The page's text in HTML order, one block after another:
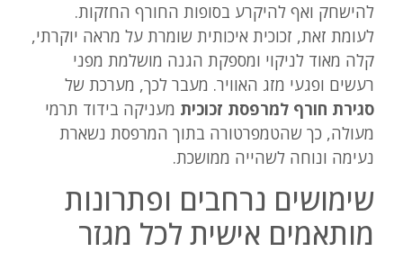
להישחק ואף להיקרע בסופות החורף החזקות.
לעומת זאת, זכוכית איכותית שומרת על מראה יוקרתי,
קלה מאוד לניקוי ומספקת הגנה מושלמת מפני
רעשים ופגעי מזג האוויר. מעבר לכך, מערכת של
סגירת חורף למרפסת זכוכית מעניקה בידוד תרמי
מעולה, כך שהטמפרטורה בתוך המרפסת נשארת
נעימה ונוחה לשהייה ממושכת.
שימושים נרחבים ופתרונות
מותאמים אישית לכל מגזר